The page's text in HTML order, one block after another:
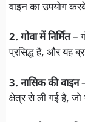
वाइन का उपयोग
2. गोवा में निर्मित–
प्रसिद्ध है, और यह
3. नासिक की वाइन
क्षेत्र से ली गई है,